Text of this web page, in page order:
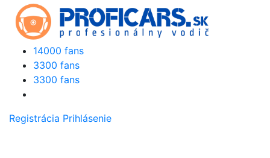
14000 fans
3300 fans
3300 fans
Registrácia Prihlásenie